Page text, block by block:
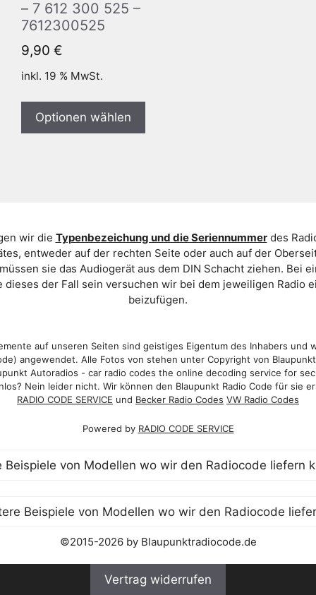
– 7 612 300 525 –
7612300525
9,90 €
inkl. 19 % MwSt.
Optionen wählen
wir die Typenbezeichung und die Seriennummerdes
entweder auf der rechten Seite oder auch auf der
sie das Audiogerät aus dem DIN Schacht ziehen. Bei
der Fall sein versuchen wir bei dem jeweiligen Radio
beizufügen.
auf unseren Seiten sind geistiges Eigentum des Inhabers und
angewendet. Alle Fotos von stehen unter Copyright von
Autoradios - car radio codes the online decoding service for
Nein leider nicht. Wir können den Blaupunkt Radio Code für sie
RADIO CODE SERVICE und Becker Radio Codes VW Radio Codes
Powered by RADIO CODE SERVICE
©2015-2026 by Blaupunktradiocode.de
Vertrag widerrufen